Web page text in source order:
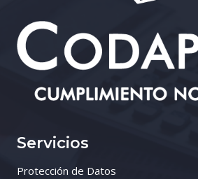
Servicios
Protección de Datos